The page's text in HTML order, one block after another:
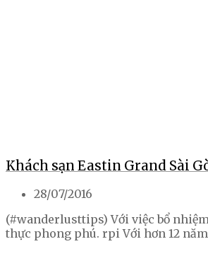
Khách sạn Eastin Grand Sài
28/07/2016
(#wanderlusttips) Với việc bổ
thực phong phú. rpi Với hơn 12